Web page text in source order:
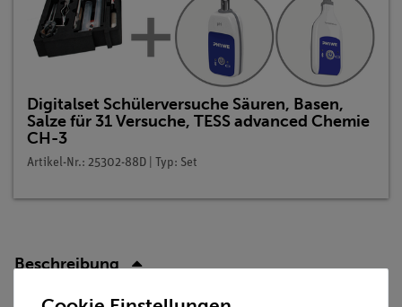
Digitalset Schülerversuche Säuren, Basen,
Salze für 31 Versuche, TESS advanced Chemie
CH-3
Artikel-Nr.: 25302-88D | Typ: Set
Beschreibung